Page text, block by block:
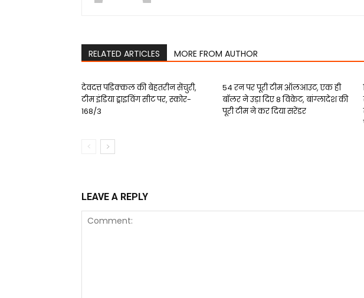
RELATED ARTICLES MORE FROM AUTHOR
देवदत्त पडिक्कल की बेहतरीन सेंचुरी,
टीम इंडिया ड्राइविंग सीट पर, स्कोर-
168/3
54 रन पर पूरी टीम ऑलआउट, एक ही
बॉलर ने उड़ा दिए 8 विकेट, बांग्लादेश की
पूरी टीम ने कर दिया सरेंडर
LEAVE A REPLY